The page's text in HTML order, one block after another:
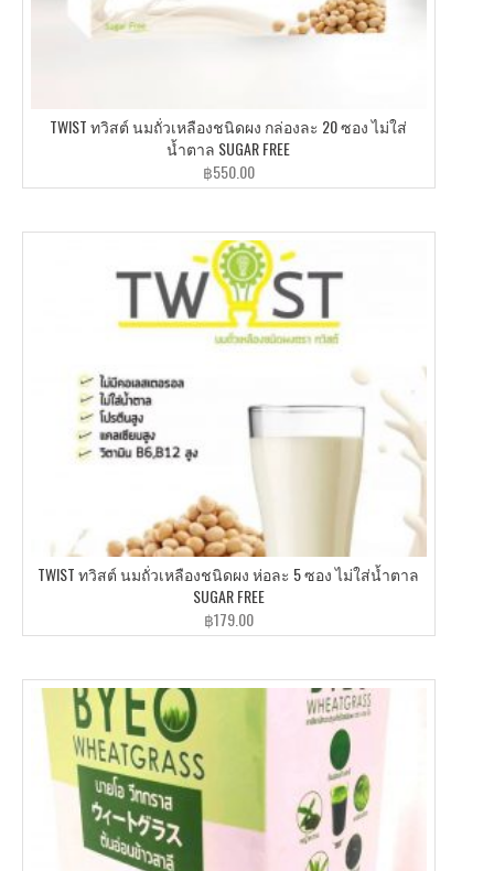
TWIST ทวิสต์ นมถั่วเหลืองชนิดผง กล่องละ 20 ซอง ไม่ใส่
น้ำตาล SUGAR FREE
฿550.00
TWIST ทวิสต์ นมถั่วเหลืองชนิดผง ห่อละ 5 ซอง ไม่ใส่น้ำตาล
SUGAR FREE
฿179.00